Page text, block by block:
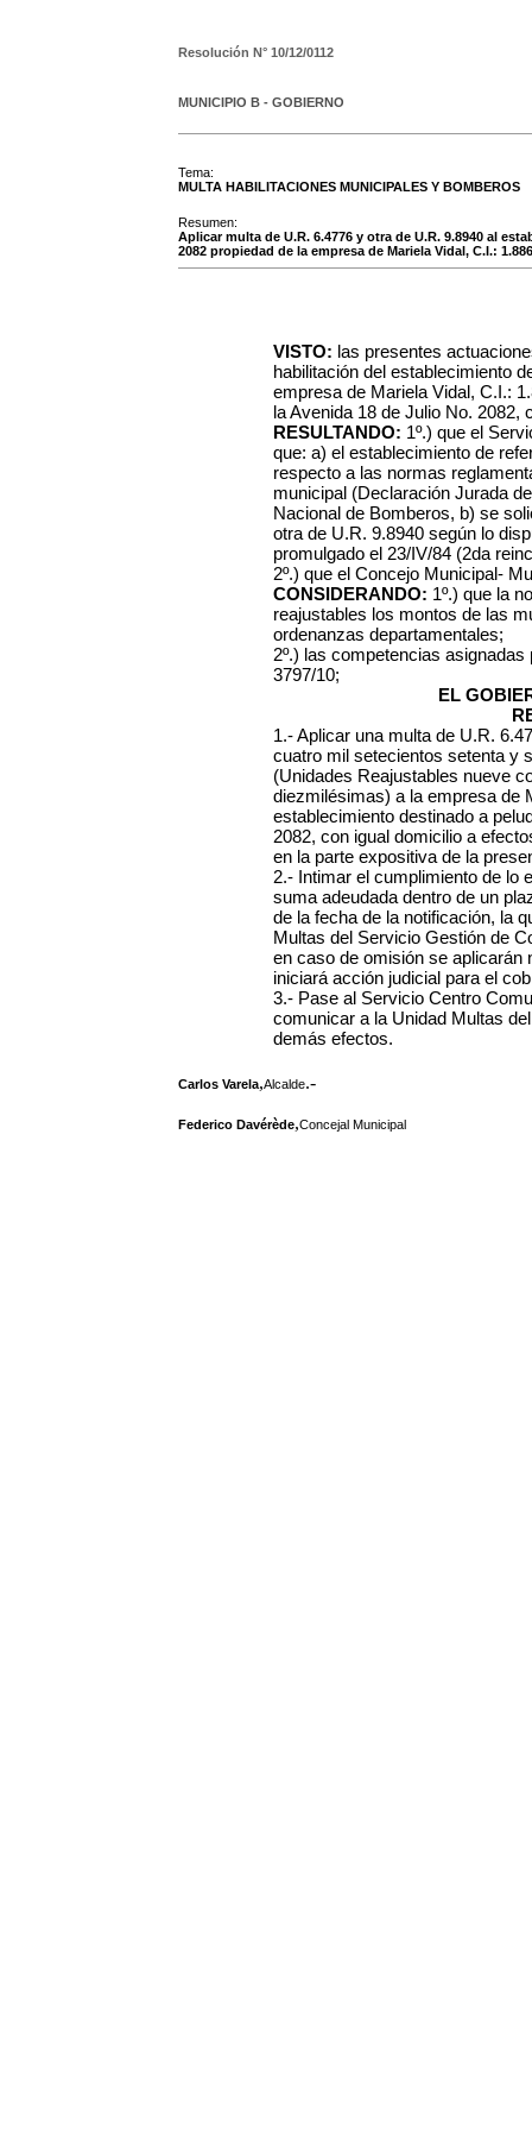
Resolución N° 10/12/0112
MUNICIPIO B - GOBIERNO
Tema:
MULTA HABILITACIONES MUNICIPALES Y BOMBEROS
Resumen:
Aplicar multa de U.R. 6.4776 y otra de U.R. 9.8940 al
2082 propiedad de la empresa de Mariela Vidal, C.I.:
VISTO: las presentes
habilitación del establecimiento
empresa de Mariela Vidal, C.I.:
la Avenida 18 de Julio No. 2082,
RESULTANDO: 1º.) que el
que: a) el establecimiento de
respecto a las normas
municipal (Declaración Jurada
Nacional de Bomberos, b) se
otra de U.R. 9.8940 según lo
promulgado el 23/IV/84 (2da
2º.) que el Concejo Municipal-
CONSIDERANDO: 1º.) que la
reajustables los montos de las
ordenanzas departamentales;
2º.) las competencias
3797/10;
EL
1.- Aplicar una multa de U.R.
cuatro mil setecientos setenta y
(Unidades Reajustables nueve
diezmilésimas) a la empresa de
establecimiento destinado a
2082, con igual domicilio a
en la parte expositiva de la
2.- Intimar el cumplimiento de lo
suma adeudada dentro de un
de la fecha de la notificación, la
Multas del Servicio Gestión de
en caso de omisión se
iniciará acción judicial para el
3.- Pase al Servicio Centro
comunicar a la Unidad Multas
demás efectos.
Carlos Varela,Alcalde.-
Federico Davérède,Concejal Municipal